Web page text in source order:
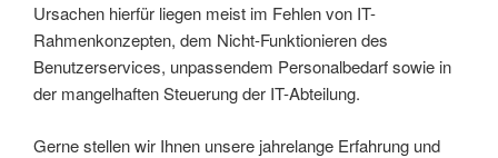
Ursachen hierfür liegen meist im Fehlen von IT-
Rahmenkonzepten, dem Nicht-Funktionieren des
Benutzerservices, unpassendem Personalbedarf sowie in
der mangelhaften Steuerung der IT-Abteilung.
Gerne stellen wir Ihnen unsere jahrelange Erfahrung und